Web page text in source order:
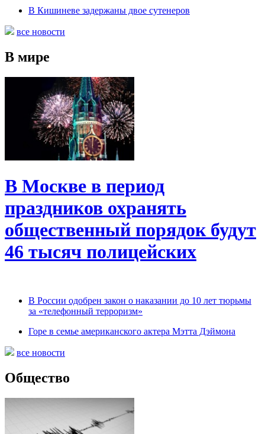
В Кишиневе задержаны двое сутенеров
все новости
В мире
В Москве в период
праздников охранять
общественный порядок будут
46 тысяч полицейских
В России одобрен закон о наказании до 10 лет тюрьмы
за «телефонный терроризм»
Горе в семье американского актера Мэтта Дэймона
все новости
Общество